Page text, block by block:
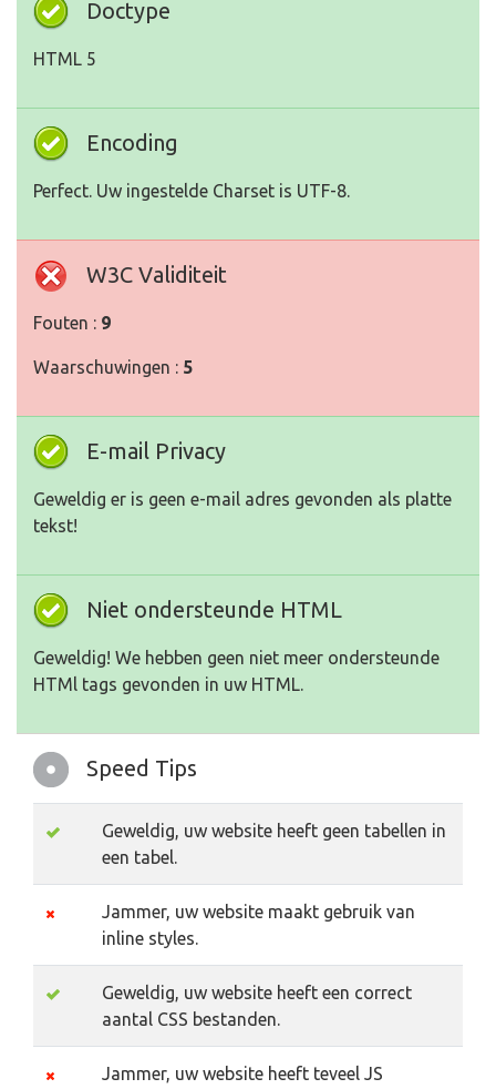
Doctype
HTML 5
Encoding
Perfect. Uw ingestelde Charset is UTF-8.
W3C Validiteit
Fouten : 9
Waarschuwingen : 5
E-mail Privacy
Geweldig er is geen e-mail adres gevonden als platte
tekst!
Niet ondersteunde HTML
Geweldig! We hebben geen niet meer ondersteunde
HTMl tags gevonden in uw HTML.
Speed Tips
Geweldig, uw website heeft geen tabellen in
een tabel.
Jammer, uw website maakt gebruik van
inline styles.
Geweldig, uw website heeft een correct
aantal CSS bestanden.
Jammer, uw website heeft teveel JS